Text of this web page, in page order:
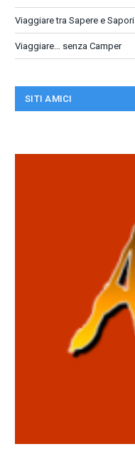
Viaggiare tra Sapere e Sapori
Viaggiare… senza Camper
SITI AMICI